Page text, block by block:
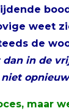
weet
de
dan in de
maar